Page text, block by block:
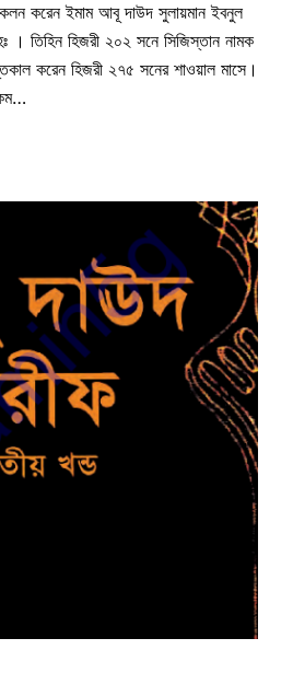
করেন ইমাম আবূ দাউদ সুলায়মান ইবনুল
তিহিন হিজরী ২০২ সনে সিজিস্তান নামক
করেন হিজরী ২৭৫ সনের শাওয়াল মাসে।